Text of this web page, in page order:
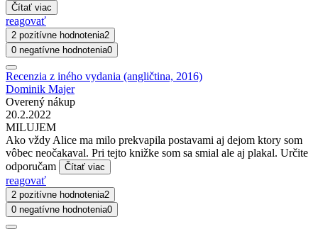
Čítať viac
reagovať
2 pozitívne hodnotenia2
0 negatívne hodnotenia0
Recenzia z iného vydania (angličtina, 2016)
Dominik Majer
Overený nákup
20.2.2022
MILUJEM
Ako vždy Alice ma milo prekvapila postavami aj dejom ktory som
vôbec neočakaval. Pri tejto knižke som sa smial ale aj plakal. Určite
odporučam
Čítať viac
reagovať
2 pozitívne hodnotenia2
0 negatívne hodnotenia0